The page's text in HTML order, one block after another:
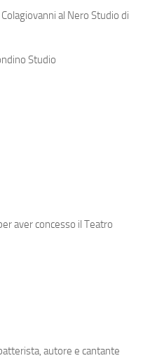
al Nero Studio di
Studio
aver concesso il Teatro
autore e cantante